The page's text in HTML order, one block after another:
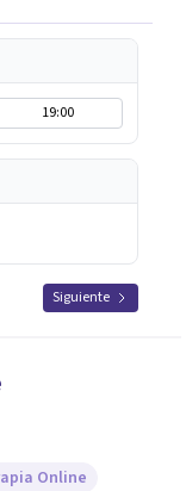
19:00
Siguiente
Online